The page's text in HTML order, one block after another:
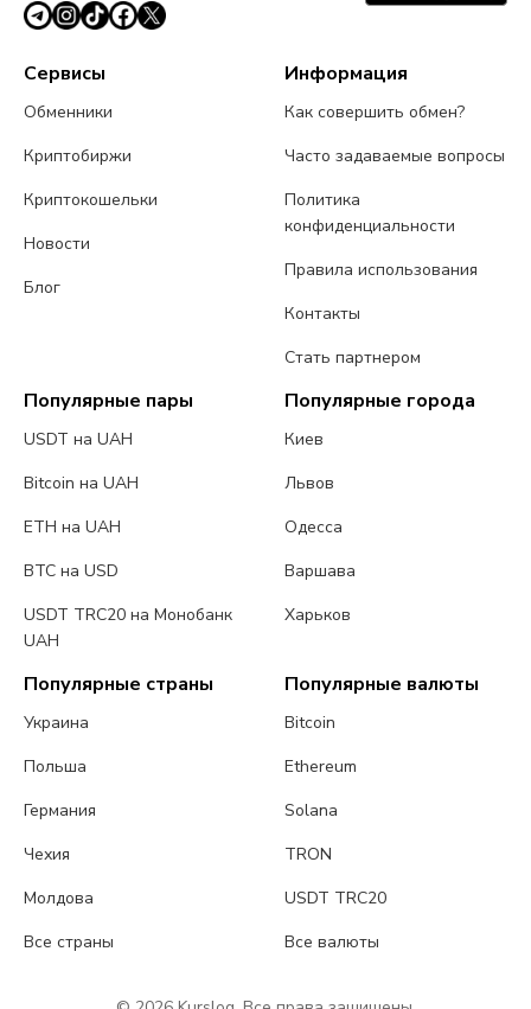
Сервисы
Обменники
Криптобиржи
Криптокошельки
Новости
Блог
Информация
Как совершить обмен?
Часто задаваемые вопросы
Политика
конфиденциальности
Правила использования
Контакты
Стать партнером
Популярные пары
USDT на UAH
Bitcoin на UAH
ETH на UAH
BTC на USD
USDT TRC20 на Монобанк
UAH
Популярные города
Киев
Львов
Одесса
Варшава
Харьков
Популярные страны
Украина
Польша
Германия
Чехия
Молдова
Все страны
Популярные валюты
Bitcoin
Ethereum
Solana
TRON
USDT TRC20
Все валюты